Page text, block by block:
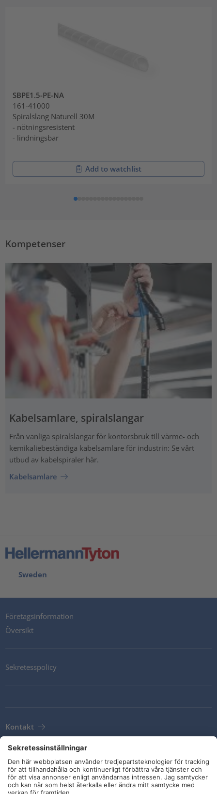
SBPE1.5-PE-NA
161-41000
Spiralslang Naturell 30M
- nötningsresistent
- lindningsbar
Add to watchlist
Kompetenser
Kabelsamlare, spiralslangar
Från vanliga spiralslangar för kontorsbruk till värme- och
kemikaliebeständiga kabelsamlare för industrin: Se vårt
utbud av kabelspiraler här.
Kabelsamlare
Sweden
Företagsinformation
Översikt
Sekretesspolicy
Kontakt
Leveransvillkor